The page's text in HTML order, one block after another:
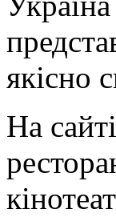
якісно
На